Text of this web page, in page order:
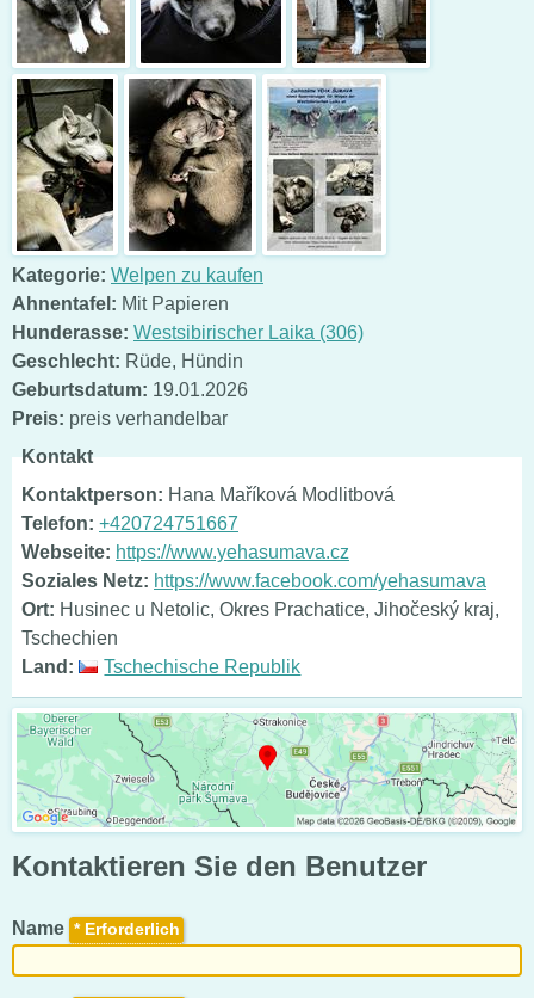
Kategorie: Welpen zu kaufen
Ahnentafel: Mit Papieren
Hunderasse: Westsibirischer Laika (306)
Geschlecht: Rüde, Hündin
Geburtsdatum: 19.01.2026
Preis: preis verhandelbar
Kontakt
Kontaktperson: Hana Maříková Modlitbová
Telefon: +420724751667
Webseite: https://www.yehasumava.cz
Soziales Netz: https://www.facebook.com/yehasumava
Ort: Husinec u Netolic, Okres Prachatice, Jihočeský kraj,
Tschechien
Land:
Tschechische Republik
Kontaktieren Sie den Benutzer
Name *